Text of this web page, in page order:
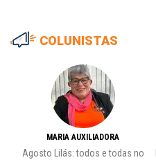
COLUNISTAS
MARIA AUXILIADORA
Agosto Lilás: todos e todas no